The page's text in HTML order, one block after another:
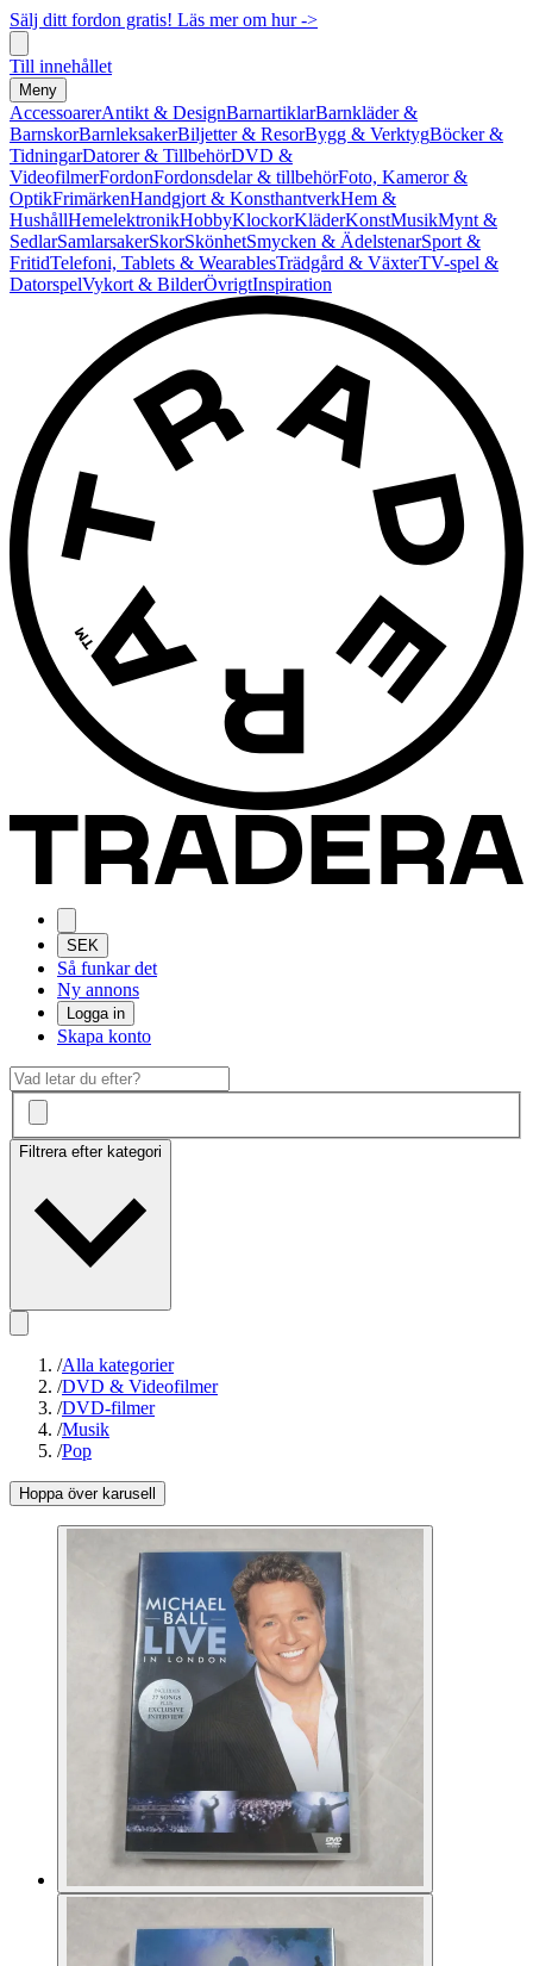
Sälj ditt fordon gratis! Läs mer om hur ->
Till innehållet
Meny
AccessoarerAntikt & DesignBarnartiklarBarnkläder &
BarnskorBarnleksakerBiljetter & ResorBygg & VerktygBöcker &
TidningarDatorer & TillbehörDVD &
VideofilmerFordonFordonsdelar & tillbehörFoto, Kameror &
OptikFrimärkenHandgjort & KonsthantverkHem &
HushållHemelektronikHobbyKlockorKläderKonstMusikMynt &
SedlarSamlarsakerSkorSkönhetSmycken & ÄdelstenarSport &
FritidTelefoni, Tablets & WearablesTrädgård & VäxterTV-spel &
DatorspelVykort & BilderÖvrigtInspiration
SEK
Så funkar det
Ny annons
Logga in
Skapa konto
Filtrera efter kategori
/Alla kategorier
/DVD & Videofilmer
/DVD-filmer
/Musik
/Pop
Hoppa över karusell